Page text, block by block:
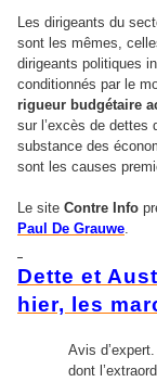
Les dirigeants du
sont les mêmes,
dirigeants politiques
conditionnés par le
rigueur budgétaire
sur l’excès de dettes
substance des
sont les causes
Le site Contre Info
Paul De Grauwe.
Dette et
hier, les
Avis
dont